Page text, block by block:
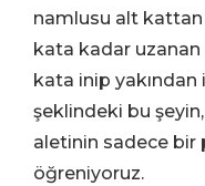
namlusu alt kattan
kata kadar
kata inip
şeklindeki bu
aletinin sadece bir
öğreniyoruz.